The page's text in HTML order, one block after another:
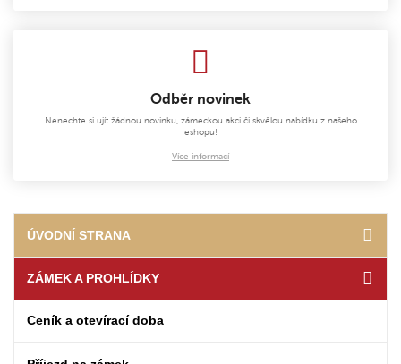
Odběr novinek
Nenechte si ujít žádnou novinku, zámeckou akci či skvělou nabídku z našeho
eshopu!
Více informací
ÚVODNÍ STRANA
ZÁMEK A PROHLÍDKY
Ceník a otevírací doba